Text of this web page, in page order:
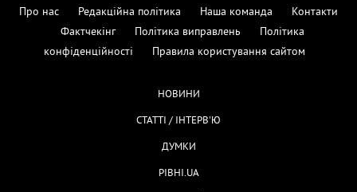
Про нас Редакційна політика Наша команда
Контакти
Фактчекінг
Політика виправлень
Політика
конфіденційності
Правила користування сайтом
НОВИНИ
СТАТТІ / ІНТЕРВ'Ю
ДУМКИ
РІВНІ.UA